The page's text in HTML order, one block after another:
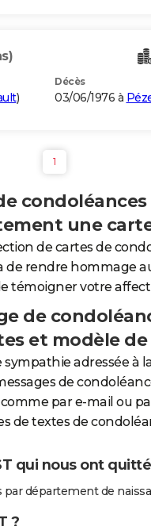
)
Décès
03/06/1976 à
1
condoléances
une
de cartes de
de rendre hommage
témoigner votre
de
et modèle
sympathie adressée à
de
par e-mail ou
de textes de
qui nous ont
par département de
?